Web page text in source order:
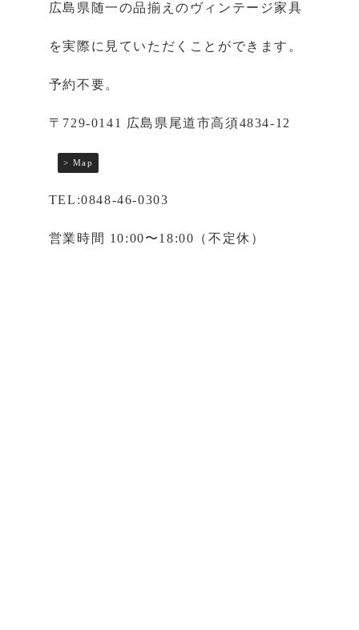
広島県随一の品揃えのヴィンテージ家具
を実際に見ていただくことができます。
予約不要。
〒729-0141 広島県尾道市高須4834-12
> Map
TEL:0848-46-0303
営業時間 10:00〜18:00（不定休）